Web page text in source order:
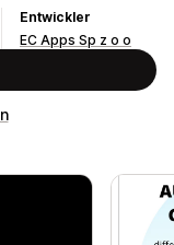
Entwickler
EC Apps Sp z o o